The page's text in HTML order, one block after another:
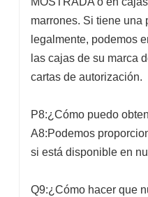
marrones. Si tiene una
legalmente, podemos
las cajas de su marca
cartas de autorización.
P8:¿Cómo puedo
A8:Podemos
si está disponible en
Q9:¿Cómo hacer que